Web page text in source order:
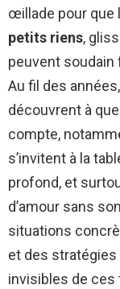
œillade pour que
petits riens,
peuvent soudain
Au fil des
découvrent à
compte,
s’invitent à la
profond, et
d’amour sans
situations
et des
invisibles de